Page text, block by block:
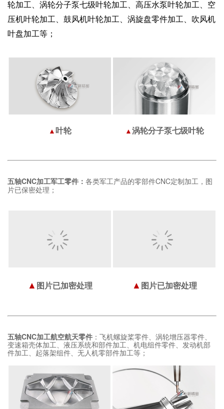
轮加工、涡轮分子泵七级叶轮加工、高压水泵叶轮加工、空
压机叶轮加工、鼓风机叶轮加工、涡旋盘零件加工、吹风机
叶盘加工等；
▲叶轮 ▲涡轮分子泵七级叶轮
五轴CNC加工军工零件： 各类军工产品的零部件CNC定制加工，图
片已保密处理；
▲ 图片已加密处理 ▲ 图片已加密处理
五轴CNC加工航空航天零件 ：飞机螺旋桨零件、涡轮增压器零件、
变速箱壳体加工、液压系统和部件加工、机电组件零件、发动机部
件加工、起落架组件、无人机零部件加工等；